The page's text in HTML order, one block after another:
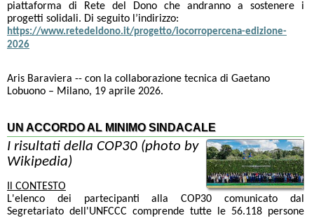
piattaforma di Rete del Dono che andranno a sostenere i
progetti solidali. Di seguito l’indirizzo:
https://www.retedeldono.it/progetto/iocorropercena-edizione-
2026
Aris Baraviera -- con la collaborazione tecnica di Gaetano
Lobuono – Milano, 19 aprile 2026.
UN ACCORDO AL MINIMO SINDACALE
I risultati della COP30 (photo by
Wikipedia)
Il CONTESTO
L'elenco dei partecipanti alla COP30 comunicato dal
Segretariato dell'UNFCCC comprende tutte le 56.118 persone